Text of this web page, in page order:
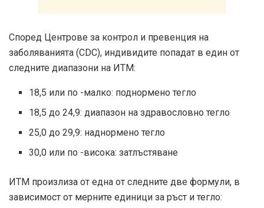
Според Центрове за контрол и превенция на
заболяванията (CDC), индивидите попадат в един от
следните диапазони на ИТМ:
18,5 или по -малко: поднормено тегло
18,5 до 24,9: диапазон на здравословно тегло
25,0 до 29,9: наднормено тегло
30,0 или по -висока: затлъстяване
ИТМ произлиза от една от следните две формули, в
зависимост от мерните единици за ръст и тегло: